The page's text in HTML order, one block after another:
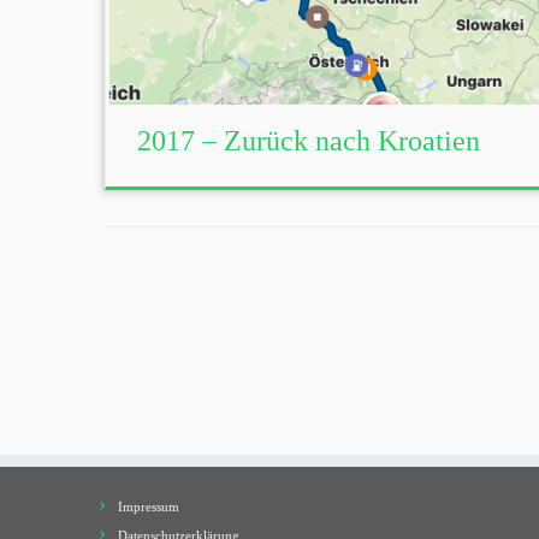
2017 – Zurück nach Kroatien
Impressum
Datenschutzerklärung